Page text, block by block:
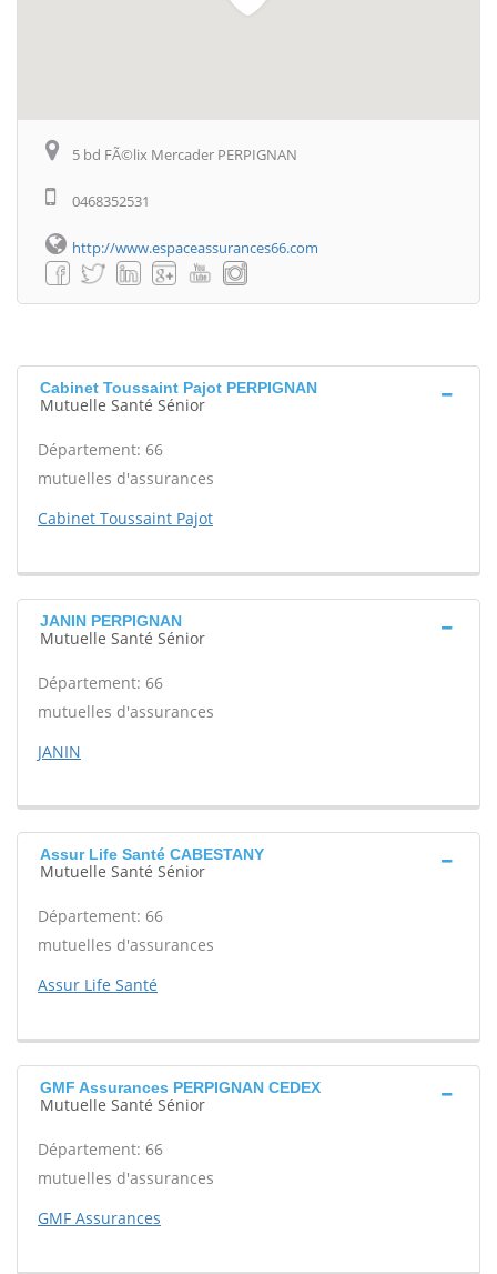
5 bd FÃ©lix Mercader PERPIGNAN
0468352531
http://www.espaceassurances66.com
Cabinet Toussaint Pajot PERPIGNAN
Mutuelle Santé Sénior
Département: 66
mutuelles d'assurances
Cabinet Toussaint Pajot
JANIN PERPIGNAN
Mutuelle Santé Sénior
Département: 66
mutuelles d'assurances
JANIN
Assur Life Santé CABESTANY
Mutuelle Santé Sénior
Département: 66
mutuelles d'assurances
Assur Life Santé
GMF Assurances PERPIGNAN CEDEX
Mutuelle Santé Sénior
Département: 66
mutuelles d'assurances
GMF Assurances